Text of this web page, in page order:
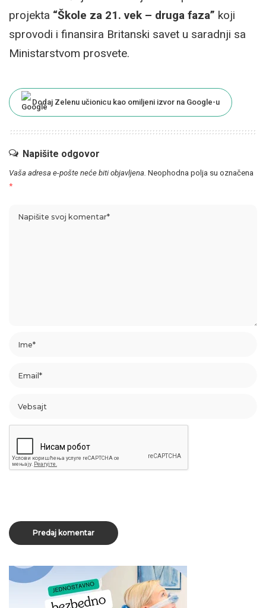
projekta “Škole za 21. vek – druga faza” koji
sprovodi i finansira Britanski savet u saradnji sa
Ministarstvom prosvete.
Dodaj Zelenu učionicu kao omiljeni izvor na Google-u
Napišite odgovor
Vaša adresa e-pošte neće biti objavljena. Neophodna polja su označena
*